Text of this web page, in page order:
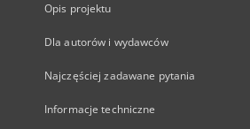
Opis projektu
Dla autorów i wydawców
Najczęściej zadawane pytania
Informacje techniczne